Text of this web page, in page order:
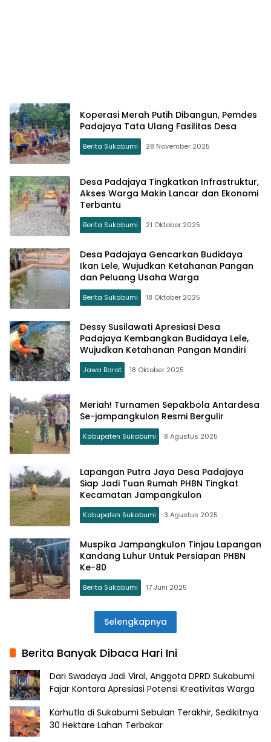
Koperasi Merah Putih Dibangun, Pemdes
Padajaya Tata Ulang Fasilitas Desa
Berita Sukabumi 28 November 2025
Desa Padajaya Tingkatkan Infrastruktur,
Akses Warga Makin Lancar dan Ekonomi
Terbantu
Berita Sukabumi 21 Oktober 2025
Desa Padajaya Gencarkan Budidaya
Ikan Lele, Wujudkan Ketahanan Pangan
dan Peluang Usaha Warga
Berita Sukabumi 18 Oktober 2025
Dessy Susilawati Apresiasi Desa
Padajaya Kembangkan Budidaya Lele,
Wujudkan Ketahanan Pangan Mandiri
Jawa Barat 18 Oktober 2025
Meriah! Turnamen Sepakbola Antardesa
Se-jampangkulon Resmi Bergulir
Kabupaten Sukabumi 8 Agustus 2025
Lapangan Putra Jaya Desa Padajaya
Siap Jadi Tuan Rumah PHBN Tingkat
Kecamatan Jampangkulon
Kabupaten Sukabumi 3 Agustus 2025
Muspika Jampangkulon Tinjau Lapangan
Kandang Luhur Untuk Persiapan PHBN
Ke-80
Berita Sukabumi 17 Juni 2025
Selengkapnya
Berita Banyak Dibaca Hari Ini
Dari Swadaya Jadi Viral, Anggota DPRD Sukabumi
Fajar Kontara Apresiasi Potensi Kreativitas Warga
Karhutla di Sukabumi Sebulan Terakhir, Sedikitnya
30 Hektare Lahan Terbakar